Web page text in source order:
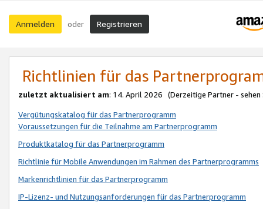
Anmelden oder Registrieren
Richtlinien für das
zuletzt aktualisiert am: 14. April 2026 (Derzeitige Partner - sehen
Vergütungskatalog für das Partnerprogramm
Voraussetzungen für die Teilnahme am Partnerprogramm
Produktkatalog für das Partnerprogramm
Richtlinie für Mobile Anwendungen im Rahmen des Partnerprogramms
Markenrichtlinien für das Partnerprogramm
IP-Lizenz- und Nutzungsanforderungen für das Partnerprogramm